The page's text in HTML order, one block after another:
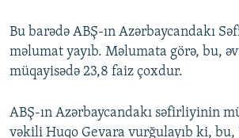
Bu barədə ABŞ-ın Azərbaycandakı
məlumat yayıb. Məlumata görə, bu,
müqayisədə 23,8 faiz çoxdur.
ABŞ-ın Azərbaycandakı səfirliyinin
vəkili Huqo Gevara vurğulayıb ki, bu,